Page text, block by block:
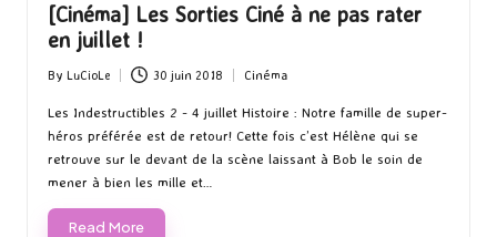
[Cinéma] Les Sorties Ciné à ne pas rater
en juillet !
Posted
by
By LuCioLe 30 juin 2018
Posted
in
Cinéma
Les Indestructibles 2 - 4 juillet Histoire : Notre famille de super-
héros préférée est de retour! Cette fois c’est Hélène qui se
retrouve sur le devant de la scène laissant à Bob le soin de
mener à bien les mille et…
Read More